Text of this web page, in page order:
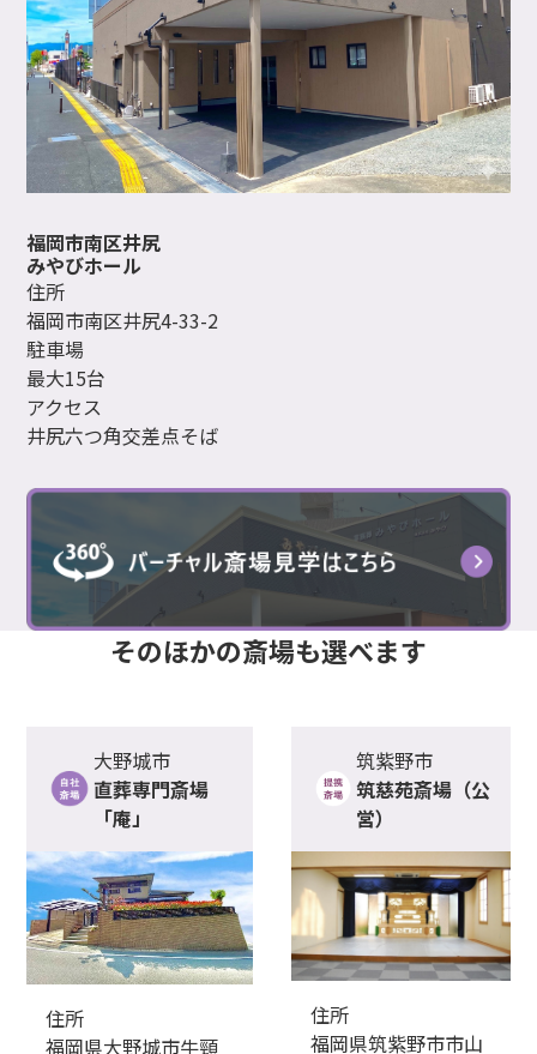
福岡市南区井尻
みやびホール
住所
福岡市南区井尻4-33-2
駐車場
最大15台
アクセス
井尻六つ角交差点そば
そのほかの斎場も選べます
大野城市
直葬専門斎場
「庵」
住所
福岡県大野城市牛頸
筑紫野市
筑慈苑斎場（公
営）
住所
福岡県筑紫野市市山